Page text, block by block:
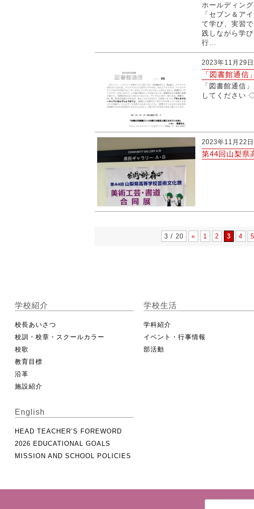
ホールディン
「セブン＆ア
て学び、実習
践しながら学
行...
2023年11月29日
「図書館通信
「図書館通信
してください
2023年11月22日
第44回山梨
左から
3 / 20 « 1 2 3 4 5
学校紹介
校長あいさつ
校訓・校章・スクールカラー
校歌
教育目標
沿革
施設紹介
学校生活
学科紹介
イベント・行事情報
部活動
English
HEAD TEACHER’S FOREWORD
2026 EDUCATIONAL GOALS
MISSION AND SCHOOL POLICIES